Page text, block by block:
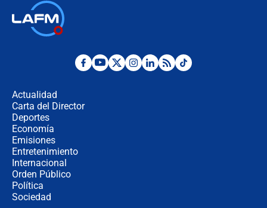
Desde dermatitis hasta infecciones:
Actualidad
Carta del Director
Deportes
Economía
Emisiones
Entretenimiento
Internacional
Orden Público
Política
Sociedad